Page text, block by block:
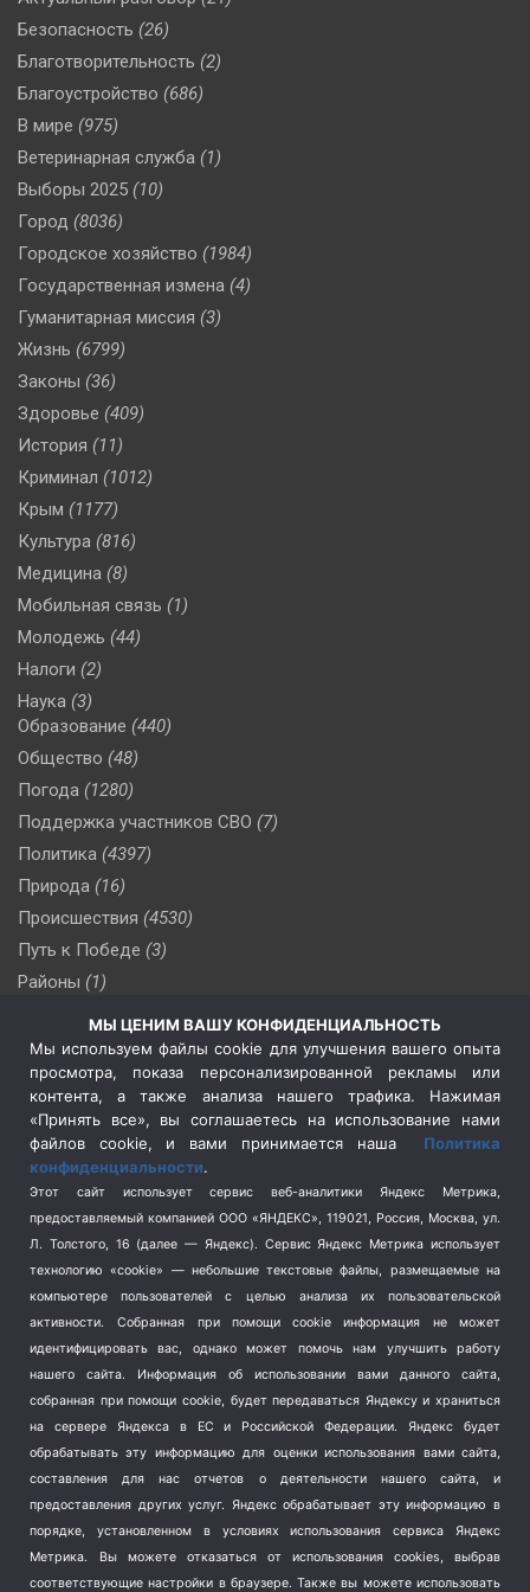
Безопасность (26)
Благотворительность (2)
Благоустройство (686)
В мире (975)
Ветеринарная служба (1)
Выборы 2025 (10)
Город (8036)
Городское хозяйство (1984)
Государственная измена (4)
Гуманитарная миссия (3)
Жизнь (6799)
Законы (36)
Здоровье (409)
История (11)
Криминал (1012)
Крым (1177)
Культура (816)
Медицина (8)
Мобильная связь (1)
Молодежь (44)
Налоги (2)
Наука (3)
Образование (440)
Общество (48)
Погода (1280)
Поддержка участников СВО (7)
Политика (4397)
Природа (16)
Происшествия (4530)
Путь к Победе (3)
Районы (1)
(510)
Сельское хозяйство (3)
Социальная политика
(3)
Спецоперация в Украине
Спецоперация на Украине
(404)
Спорт (740)
Терроризм (1)
Транспорт (262)
Туризм (178)
Флот (76)
Школа и спорт (2)
Экология (8)
Экономика (1172)
МЫ ЦЕНИМ ВАШУ КОНФИДЕНЦИАЛЬНОСТЬ
Мы используем файлы cookie для улучшения вашего опыта
просмотра, показа персонализированной рекламы или
контента, а также анализа нашего трафика. Нажимая
«Принять все», вы соглашаетесь на использование нами
файлов cookie, и вами принимается наша Политика
конфиденциальности.
Этот сайт использует сервис веб-аналитики Яндекс Метрика,
предоставляемый компанией ООО «ЯНДЕКС», 119021, Россия, Москва, ул.
Л. Толстого, 16 (далее — Яндекс). Сервис Яндекс Метрика использует
технологию «cookie» — небольшие текстовые файлы, размещаемые на
компьютере пользователей с целью анализа их пользовательской
активности.
Собранная при помощи cookie информация не может
идентифицировать вас, однако может помочь нам улучшить работу
нашего сайта. Информация об использовании вами данного сайта,
собранная при помощи cookie, будет передаваться Яндексу и храниться
на сервере Яндекса в ЕС и Российской Федерации. Яндекс будет
обрабатывать эту информацию для оценки использования вами сайта,
составления для нас отчетов о деятельности нашего сайта, и
предоставления других услуг. Яндекс обрабатывает эту информацию в
порядке, установленном в условиях использования сервиса Яндекс
Метрика.
Вы можете отказаться от использования cookies, выбрав
соответствующие настройки в браузере. Также вы можете использовать